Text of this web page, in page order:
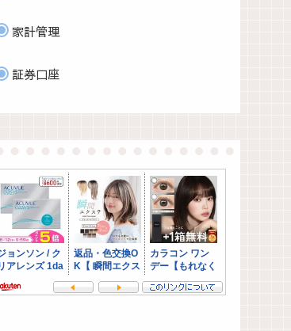
家計管理
証券口座